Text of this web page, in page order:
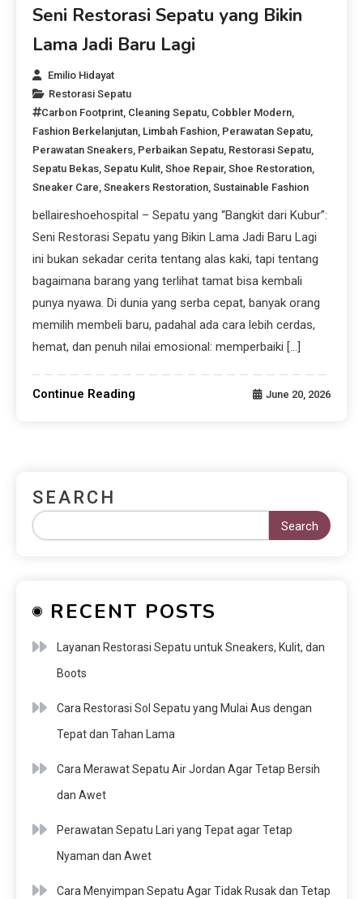
Seni Restorasi Sepatu yang Bikin
Lama Jadi Baru Lagi
Emilio Hidayat
Restorasi Sepatu
Carbon Footprint, Cleaning Sepatu, Cobbler Modern,
Fashion Berkelanjutan, Limbah Fashion, Perawatan Sepatu,
Perawatan Sneakers, Perbaikan Sepatu, Restorasi Sepatu,
Sepatu Bekas,Sepatu Kulit,Shoe Repair,Shoe Restoration,
Sneaker Care,Sneakers Restoration,Sustainable Fashion
bellaireshoehospital – Sepatu yang “Bangkit dari Kubur”:
Seni Restorasi Sepatu yang Bikin Lama Jadi Baru Lagi
ini bukan sekadar cerita tentang alas kaki, tapi tentang
bagaimana barang yang terlihat tamat bisa kembali
punya nyawa. Di dunia yang serba cepat, banyak orang
memilih membeli baru, padahal ada cara lebih cerdas,
hemat, dan penuh nilai emosional: memperbaiki […]
Continue Reading June 20, 2026
SEARCH
Search
RECENT POSTS
Layanan Restorasi Sepatu untuk Sneakers, Kulit, dan
Boots
Cara Restorasi Sol Sepatu yang Mulai Aus dengan
Tepat dan Tahan Lama
Cara Merawat Sepatu Air Jordan Agar Tetap Bersih
dan Awet
Perawatan Sepatu Lari yang Tepat agar Tetap
Nyaman dan Awet
Cara Menyimpan Sepatu Agar Tidak Rusak dan Tetap